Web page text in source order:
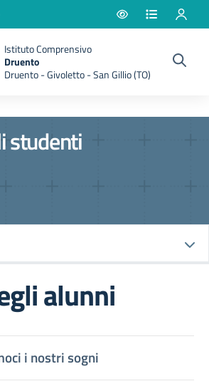
Istituto Comprensivo
Druento
Druento - Givoletto - San Gillio (TO)
studenti
alunni
i nostri sogni